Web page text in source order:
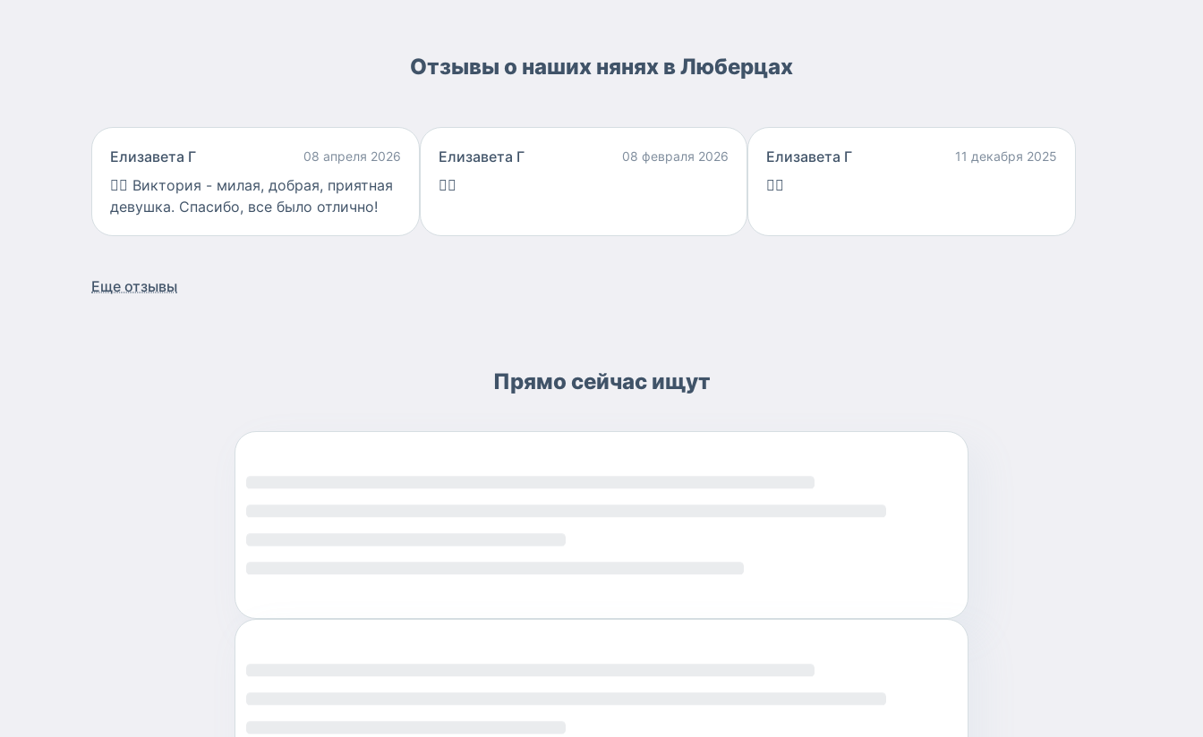
Отзывы о наших нянях в Люберцах
Елизавета Г 08 апреля 2026
👍🏻 Виктория - милая, добрая, приятная
девушка. Спасибо, все было отлично!
Елизавета Г 08 февраля 2026
👍🏻
Елизавета Г 11 декабря 2025
👍🏻
Еще отзывы
Прямо сейчас ищут